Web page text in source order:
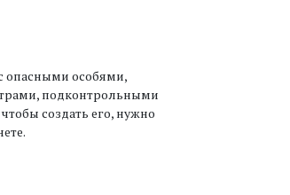
опасными особями,
подконтрольными
создать его, нужно